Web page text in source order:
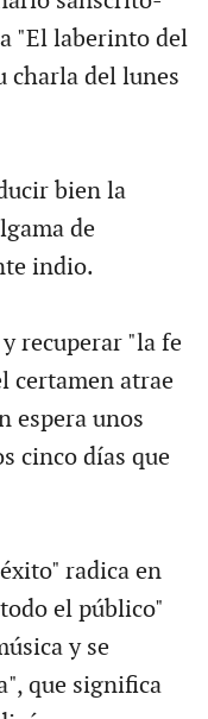
"El laberinto del
charla del lunes
bien la
de
indio.
recuperar "la fe
certamen atrae
espera unos
cinco días que
radica en
el público"
y se
que significa